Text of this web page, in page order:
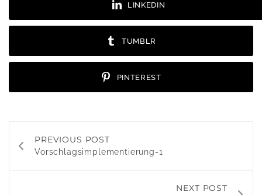
LINKEDIN
TUMBLR
PINTEREST
PREVIOUS POST
Vorschlagsimplementierung-1
NEXT POST